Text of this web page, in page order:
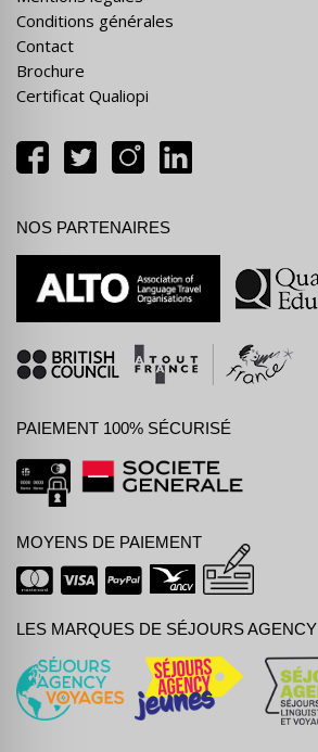
Conditions générales
Contact
Brochure
Certificat Qualiopi
NOS PARTENAIRES
PAIEMENT 100% SÉCURISÉ
MOYENS DE PAIEMENT
LES MARQUES DE SÉJOURS AGENCY